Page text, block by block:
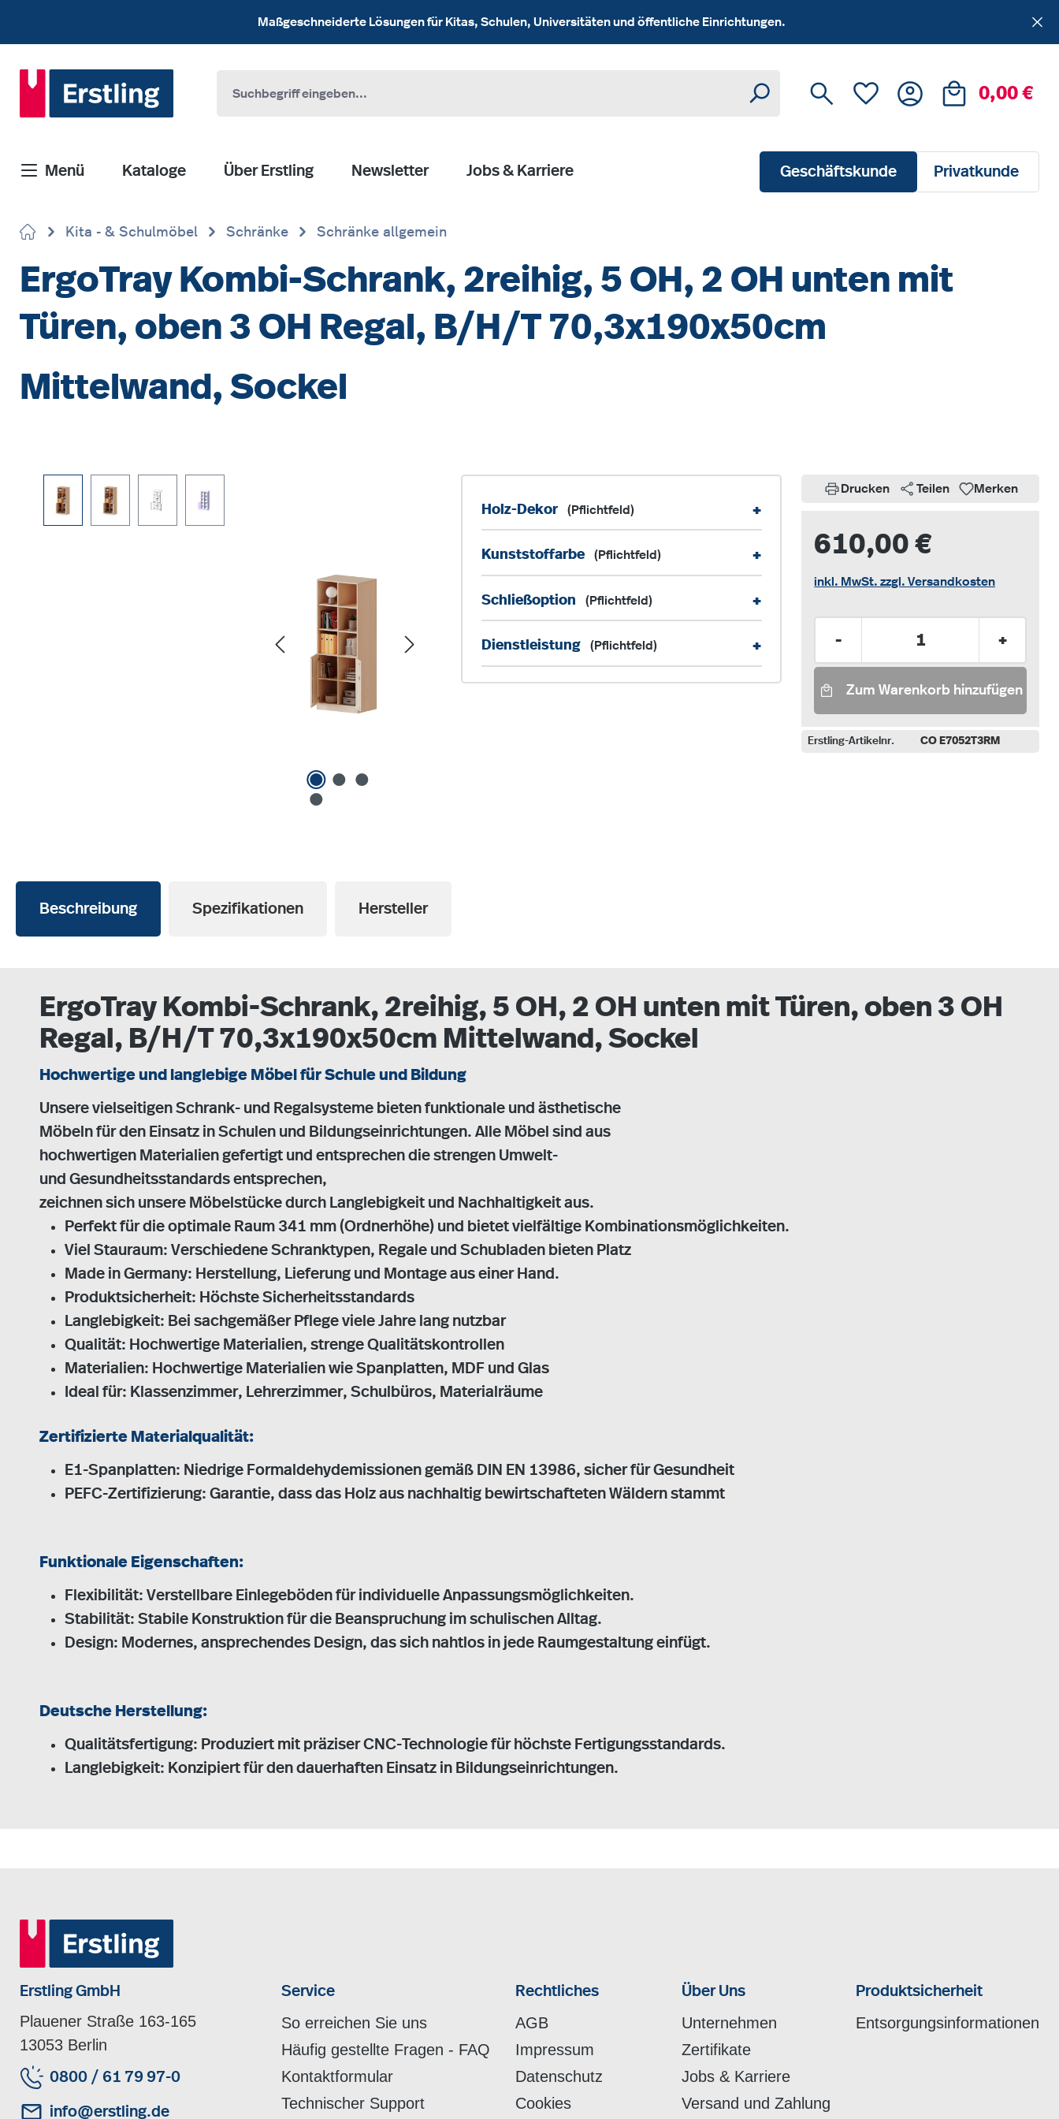
Maßgeschneiderte Lösungen für Kitas, Schulen, Universitäten und öffentliche Einrichtungen.
Du hast 0 Produkte auf dem
0,00 €
Menü Kataloge Über Erstling Newsletter Jobs & Karriere Geschäftskunde Privatkunde
Kita - & Schulmöbel Schränke Schränke allgemein
ErgoTray Kombi-Schrank, 2reihig, 5 OH, 2 OH unten mit
Türen, oben 3 OH Regal, B/H/T 70,3x190x50cm
Mittelwand, Sockel
Holz-Dekor (Pflichtfeld) +
Kunststoffarbe (Pflichtfeld) +
Schließoption (Pflichtfeld) +
Dienstleistung (Pflichtfeld) +
Drucken Teilen Merken
610,00 €
inkl. MwSt. zzgl. Versandkosten
Produkt Anzahl: Gib den
- +
Zum Warenkorb hinzufügen
Erstling-Artikelnr. CO E7052T3RM
Beschreibung Spezifikationen Hersteller
ErgoTray Kombi-Schrank, 2reihig, 5 OH, 2 OH unten mit Türen, oben 3 OH
Regal, B/H/T 70,3x190x50cm Mittelwand, Sockel
Hochwertige und langlebige Möbel für Schule und Bildung
Unsere vielseitigen Schrank- und Regalsysteme bieten funktionale und ästhetische
Möbeln für den Einsatz in Schulen und Bildungseinrichtungen. Alle Möbel sind aus
hochwertigen Materialien gefertigt und entsprechen die strengen Umwelt-
und Gesundheitsstandards entsprechen,
zeichnen sich unsere Möbelstücke durch Langlebigkeit und Nachhaltigkeit aus.
Perfekt für die optimale Raum 341 mm (Ordnerhöhe) und bietet vielfältige Kombinationsmöglichkeiten.
Viel Stauraum: Verschiedene Schranktypen, Regale und Schubladen bieten Platz
Made in Germany: Herstellung, Lieferung und Montage aus einer Hand.
Produktsicherheit: Höchste Sicherheitsstandards
Langlebigkeit: Bei sachgemäßer Pflege viele Jahre lang nutzbar
Qualität: Hochwertige Materialien, strenge Qualitätskontrollen
Materialien: Hochwertige Materialien wie Spanplatten, MDF und Glas
Ideal für: Klassenzimmer, Lehrerzimmer, Schulbüros, Materialräume
Zertifizierte Materialqualität:
E1-Spanplatten: Niedrige Formaldehydemissionen gemäß DIN EN 13986, sicher für Gesundheit
PEFC-Zertifizierung: Garantie, dass das Holz aus nachhaltig bewirtschafteten Wäldern stammt
Funktionale Eigenschaften:
Flexibilität: Verstellbare Einlegeböden für individuelle Anpassungsmöglichkeiten.
Stabilität: Stabile Konstruktion für die Beanspruchung im schulischen Alltag.
Design: Modernes, ansprechendes Design, das sich nahtlos in jede Raumgestaltung einfügt.
Deutsche Herstellung:
Qualitätsfertigung: Produziert mit präziser CNC-Technologie für höchste Fertigungsstandards.
Langlebigkeit: Konzipiert für den dauerhaften Einsatz in Bildungseinrichtungen.
Erstling GmbH
Plauener Straße 163-165
13053 Berlin
0800 / 61 79 97-0
info@erstling.de
Service
So erreichen Sie uns
Häufig gestellte Fragen - FAQ
Kontaktformular
Technischer Support
Rechtliches
AGB
Impressum
Datenschutz
Cookies
Über Uns
Unternehmen
Zertifikate
Jobs & Karriere
Versand und Zahlung
Produktsicherheit
Entsorgungsinformationen